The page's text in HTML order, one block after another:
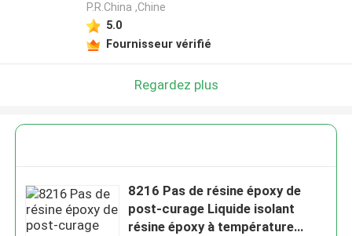
P.R.China ,Chine
5.0
Fournisseur vérifié
Regardez plus
8216 Pas de résine époxy de
post-curage Liquide isolant
résine époxy à température